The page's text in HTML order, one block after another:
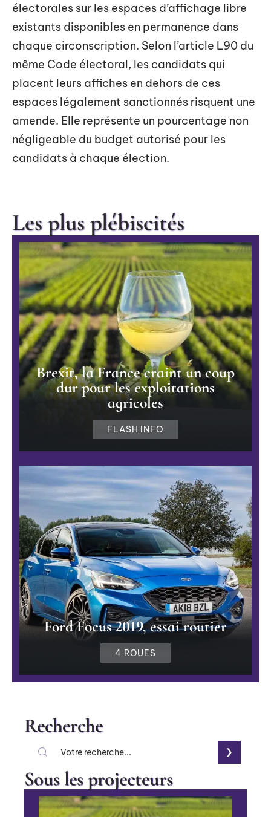
électorales sur les espaces d’affichage libre
existants disponibles en permanence dans
chaque circonscription. Selon l’article L90 du
même Code électoral, les candidats qui
placent leurs affiches en dehors de ces
espaces légalement sanctionnés risquent une
amende. Elle représente un pourcentage non
négligeable du budget autorisé pour les
candidats à chaque élection.
Les plus plébiscités
Brexit, la France craint un coup
dur pour les exploitations
agricoles
FLASH INFO
Ford Focus 2019, essai routier
4 ROUES
Recherche
Sous les projecteurs